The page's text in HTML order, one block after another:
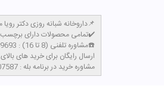
داروخانه شبانه روزی دکتر رویا میرنظامی📌
تمامی محصولات دارای برچسب اصالت کالا و سیب سلامت میباشند✔️
مشاوره تلفنی (8 تا 16) : 02165389693☎️
​ارسال رایگان برای خرید های بالای 4 میلیون تومان با پست پیشتاز
مشاوره خرید در برنامه بله : 09302007587